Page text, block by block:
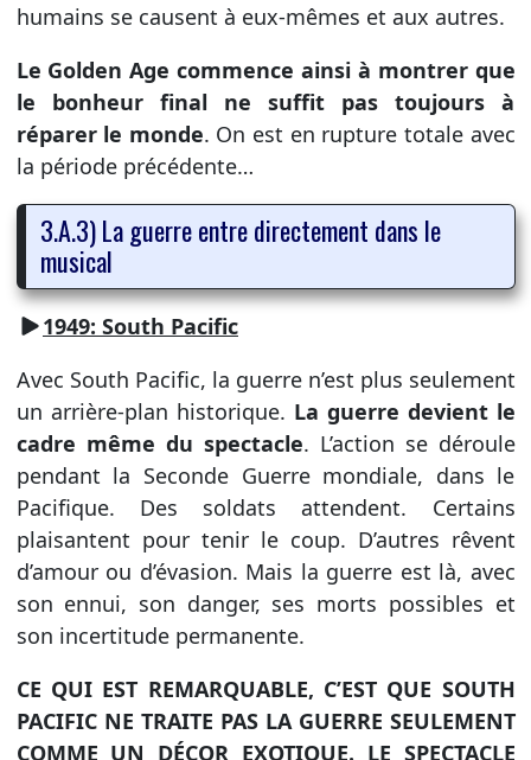
humains se causent à eux-mêmes et aux autres.
Le Golden Age commence ainsi à montrer que
le bonheur final ne suffit pas toujours à
réparer le monde. On est en rupture totale avec
la période précédente…
3.A.3) La guerre entre directement dans le
musical
1949: South Pacific
Avec South Pacific, la guerre n’est plus seulement
un arrière-plan historique. La guerre devient le
cadre même du spectacle. L’action se déroule
pendant la Seconde Guerre mondiale, dans le
Pacifique. Des soldats attendent. Certains
plaisantent pour tenir le coup. D’autres rêvent
d’amour ou d’évasion. Mais la guerre est là, avec
son ennui, son danger, ses morts possibles et
son incertitude permanente.
CE QUI EST REMARQUABLE, C’EST QUE SOUTH
PACIFIC NE TRAITE PAS LA GUERRE SEULEMENT
COMME UN DÉCOR EXOTIQUE. LE SPECTACLE